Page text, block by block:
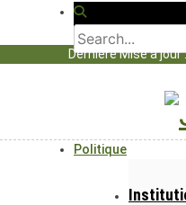
Dernière Mise à jour
Politique